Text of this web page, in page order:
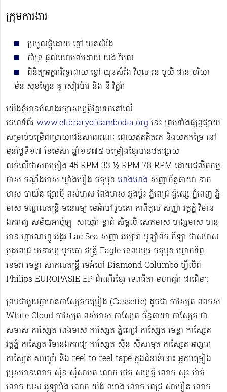
ក្រុមការងារ
ប្រមូលផ្ដុំដោយ ខ្ចៅ ឃុនសំរ៉ង
គាំទ្រ ផ្ដល់យោបល់ដោយ យង់ វិបុល
ពិនិត្យអក្ខរាវិរុទ្ធដោយ ខ្ចៅ ឃុនសំរ៉ង វិបុល រុន បូយី​​​ ផាន ចរិយា
ម៉ន សុខឡែន គួ សៀវប៉ាវ និង នី វិជ្ជរ៉ា
យើងខ្ញុំមានបំណងរក្សាសម្បត្តិខ្មែរទុកនៅលើ
គេហទំព័រ www.elibraryofcambodia.org នេះ ព្រមទាំងផ្សព្វផ្សាយ
សម្រាប់បម្រើជាប្រយោជន៍សាធារណៈ ដោយឥតគិតរក និងយកកម្រៃ នៅ
មុនថ្ងៃទី១៧ ខែមេសា ឆ្នាំ១៩៧៥ ចម្រៀងខ្មែរបានថតផ្សាយ
លក់លើថាសចម្រៀង 45 RPM 33 ½ RPM 78 RPM​ ដោយផលិតកម្ម
ថាស កណ្ដឹងមាស ឃ្លាំងមឿង ចតុមុខ ហេងហេង សញ្ញាច័ន្ទឆាយា នាគ
មាស បាយ័ន ផ្សារថ្មី ពស់មាស ពែងមាស ភួងម្លិះ ភ្នំពេជ្រ គ្លិស្សេ ភ្នំពេញ ភ្នំ
មាស មណ្ឌលតន្រ្តី មនោរម្យ មេអំបៅ រូបតោ កាពីតូល សញ្ញា វត្តភ្នំ វិមាន
ឯករាជ្យ សម័យអាប៉ូឡូ ​​​ សាឃូរ៉ា ខ្លាធំ សិម្ពលី សេកមាស ហង្សមាស ហនុ
មាន ហ្គាណេហ្វូ​ អង្គរ Lac Sea សញ្ញា អប្សារា អូឡាំពិក កីឡា ថាសមាស
ម្កុដពេជ្រ មនោរម្យ បូកគោ ឥន្ទ្រី Eagle ទេពអប្សរ ចតុមុខ ឃ្លោកទិព្វ
ខេមរា មេខ្លា សាកលតន្ត្រី មេអំបៅ Diamond Columbo ហ្វីលិព
Philips EUROPASIE EP ដំណើរខ្មែរ​ ទេពធីតា មហាធូរ៉ា ជាដើម​។
ព្រមជាមួយគ្នាមានកាសែ្សតចម្រៀង (Cassette) ដូចជា កាស្សែត ពពកស
White Cloud កាស្សែត ពស់មាស កាស្សែត ច័ន្ទឆាយា កាស្សែត ថា
សមាស កាស្សែត ពេងមាស កាស្សែត ភ្នំពេជ្រ កាស្សែត មេខ្លា កាស្សែត
វត្តភ្នំ កាស្សែត វិមានឯករាជ្យ កាស្សែត ស៊ីន ស៊ីសាមុត កាស្សែត អប្សារា
កាស្សែត សាឃូរ៉ា និង reel to reel tape ក្នុងជំនាន់នោះ អ្នកចម្រៀង
ប្រុសមាន​លោក ស៊ិន ស៊ីសាមុត លោក ​ថេត សម្បត្តិ លោក សុះ ម៉ាត់
លោក យស អូឡារាំង លោក យ៉ង់ ឈាង លោក ពេជ្រ សាមឿន លោក